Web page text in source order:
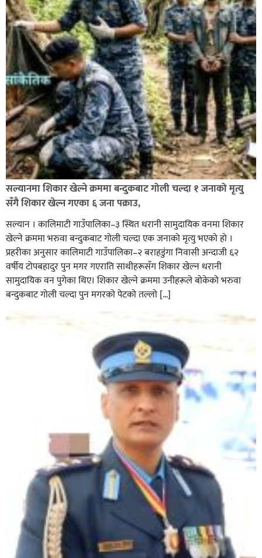
बाँके एसपी अंगुर जिसिको कमान्डमा रहेको प्रहरीले भारतबाट
भन्सार छलिका सामानहरु पक्राउ,
नेपाल प्रहरीमा जवानदेखि डिआईजीसम्म एक हजार ८४८ प्रहरीहरु
विभागीय कारवाहीमा,
घर–घरमा मेयर बन्छु भनेर काम गर्ने जन्मेपछि नै पालिका बन्छ :
सबिन प्रियासन चौधरी
अविरल वर्षाले कालीगण्डकी नदी तटीय क्षेत्रमा रहेको पाल्पाको
पर्यटकीय स्थल रानीमहल डुबानमा,
सल्यानमा शिकार खेल्ने क्रममा बन्दुकबाट गोली चल्दा १ जनाको मृत्यु
सँगै शिकार खेल्न गएका ६ जना पक्राउ,
सल्यान । कालिमाटी गाउँपालिका–३ स्थित धरानी सामुदायिक वनमा शिकार
खेल्ने क्रममा भरुवा बन्दुकबाट गोली चल्दा एक जनाको मृत्यु भएको हो ।
प्रहरीका अनुसार कालिमाटी गाउँपालिका–२ बराहडुंगा निवासी अन्दाजी ६२
वर्षीय टोपबहादुर पुन मगर गएराति साथीहरूसँग शिकार खेल्न धरानी
सामुदायिक वन पुगेका थिए। शिकार खेल्ने क्रममा उनीहरूले बोकेको भरुवा
बन्दुकबाट गोली चल्दा पुन मगरको पेटको तल्लो […]